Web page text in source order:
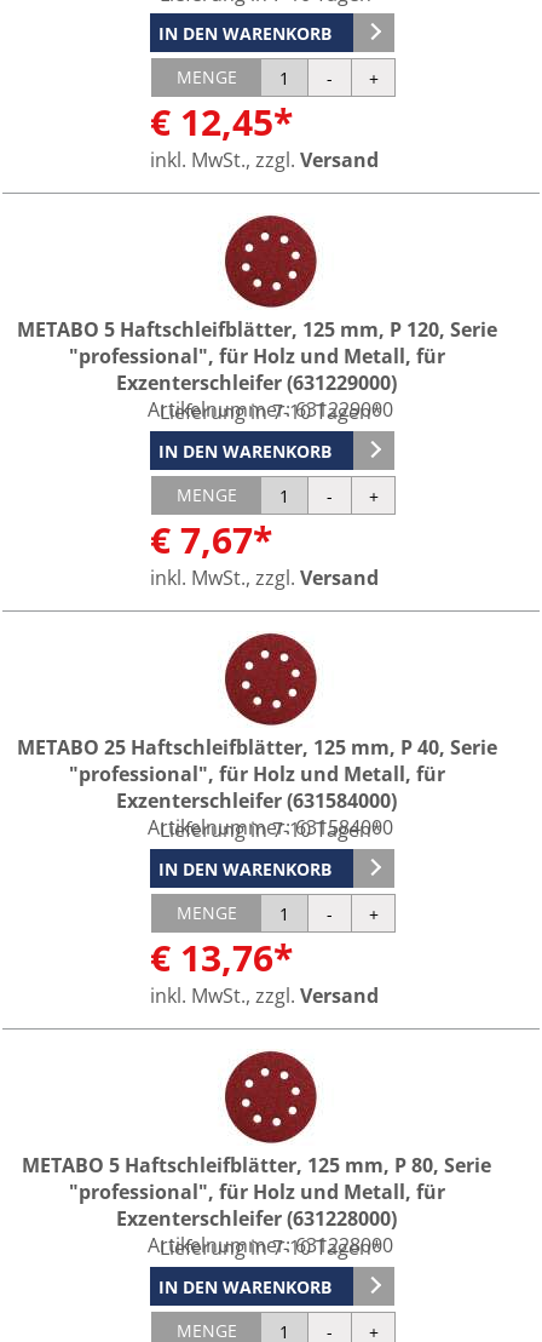
IN DEN WARENKORB
MENGE
€ 12,45*
inkl. MwSt., zzgl. Versand
METABO 5 Haftschleifblätter, 125 mm, P 120, Serie
"professional", für Holz und Metall, für
Exzenterschleifer (631229000)
Artikelnummer:631229000
Lieferung in 7-10 Tagen*
IN DEN WARENKORB
MENGE
€ 7,67*
inkl. MwSt., zzgl. Versand
METABO 25 Haftschleifblätter, 125 mm, P 40, Serie
"professional", für Holz und Metall, für
Exzenterschleifer (631584000)
Artikelnummer:631584000
Lieferung in 7-10 Tagen*
IN DEN WARENKORB
MENGE
€ 13,76*
inkl. MwSt., zzgl. Versand
METABO 5 Haftschleifblätter, 125 mm, P 80, Serie
"professional", für Holz und Metall, für
Exzenterschleifer (631228000)
Artikelnummer:631228000
Lieferung in 7-10 Tagen*
IN DEN WARENKORB
MENGE